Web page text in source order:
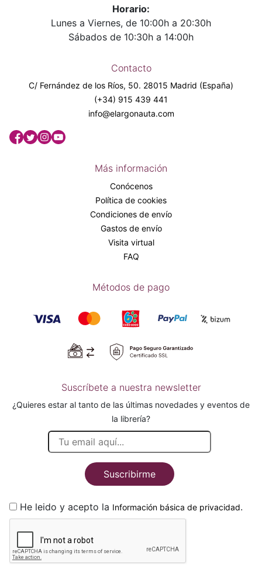
Horario:
Lunes a Viernes, de 10:00h a 20:30h
Sábados de 10:30h a 14:00h
Contacto
C/ Fernández de los Ríos, 50. 28015 Madrid (España)
(+34) 915 439 441
info@elargonauta.com
Más información
Conócenos
Política de cookies
Condiciones de envío
Gastos de envío
Visita virtual
FAQ
Métodos de pago
Suscríbete a nuestra newsletter
¿Quieres estar al tanto de las últimas novedades y eventos de
la librería?
Suscribirme
He leido y acepto la Información básica de privacidad.